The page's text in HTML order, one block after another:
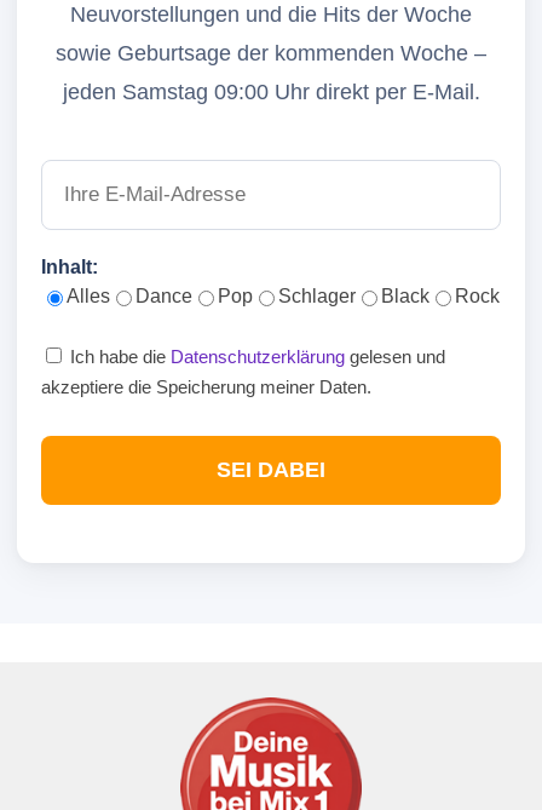
Neuvorstellungen und die Hits der Woche
sowie Geburtsage der kommenden Woche –
jeden Samstag 09:00 Uhr direkt per E-Mail.
Inhalt:
Alles
Dance Pop Schlager Black Rock
Ich habe die Datenschutzerklärung gelesen und
akzeptiere die Speicherung meiner Daten.
SEI DABEI